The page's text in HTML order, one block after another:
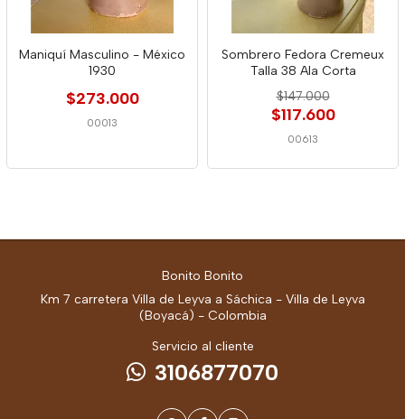
Maniquí Masculino - México
1930
$273.000
00013
Sombrero Fedora Cremeux
Talla 38 Ala Corta
$147.000
$117.600
00613
Bonito Bonito
Km 7 carretera Villa de Leyva a Sáchica - Villa de Leyva
(Boyacá) - Colombia
Servicio al cliente
3106877070